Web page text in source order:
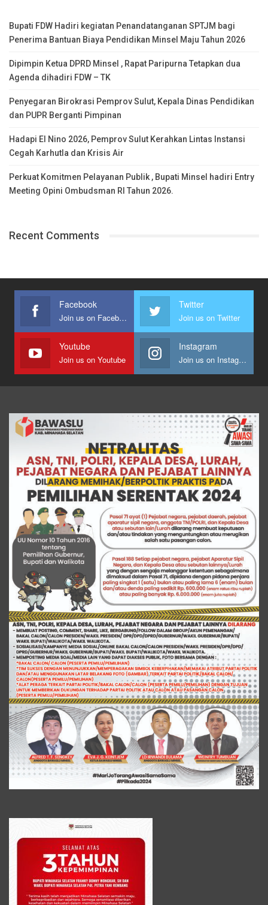
Bupati FDW Hadiri kegiatan Penandatanganan SPTJM bagi
Penerima Bantuan Biaya Pendidikan Minsel Maju Tahun 2026
Dipimpin Ketua DPRD Minsel , Rapat Paripurna Tetapkan dua
Agenda dihadiri FDW – TK
Penyegaran Birokrasi Pemprov Sulut, Kepala Dinas Pendidikan
dan PUPR Berganti Pimpinan
Hadapi El Nino 2026, Pemprov Sulut Kerahkan Lintas Instansi
Cegah Karhutla dan Krisis Air
Perkuat Komitmen Pelayanan Publik , Bupati Minsel hadiri Entry
Meeting Opini Ombudsman RI Tahun 2026.
Recent Comments
Facebook
Join us on Facebook
Twitter
Join us on Twitter
Youtube
Join us on Youtube
Instagram
Join us on Instagram